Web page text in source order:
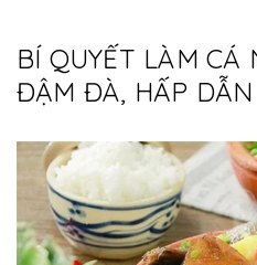
BÍ QUYẾT LÀM CÁ
ĐẬM ĐÀ, HẤP DẪN